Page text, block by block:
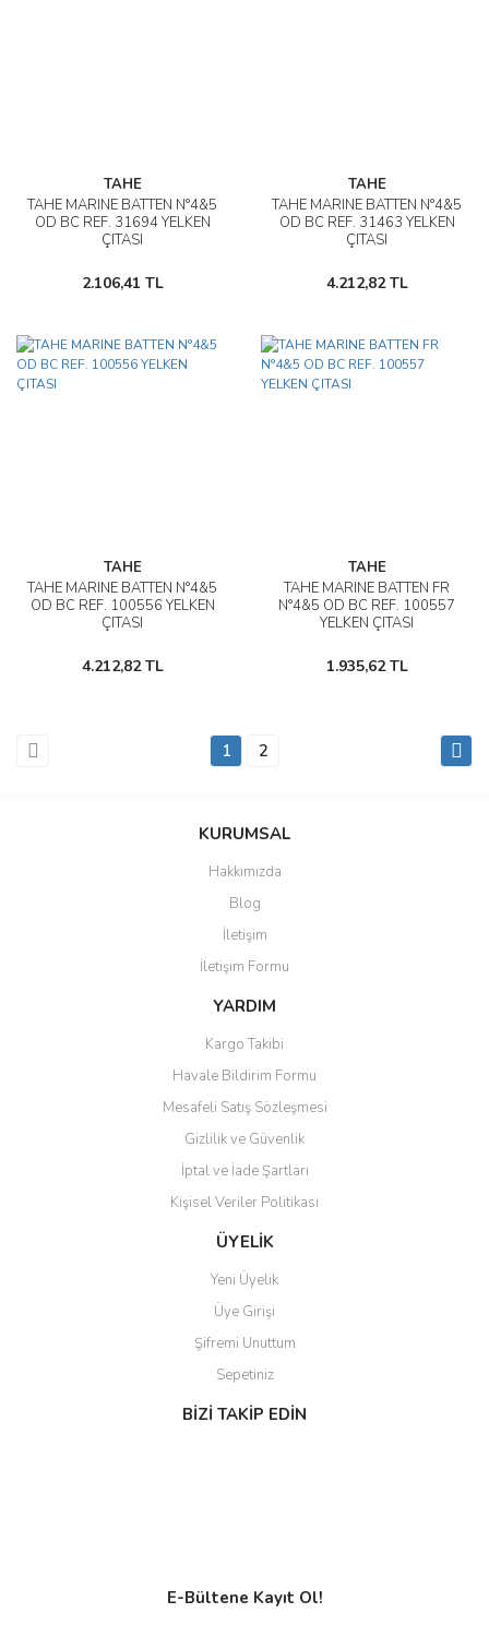
TAHE
TAHE MARINE BATTEN N°4&5
OD BC REF. 31694 YELKEN
ÇITASI
2.106,41 TL
TAHE
TAHE MARINE BATTEN N°4&5
OD BC REF. 31463 YELKEN
ÇITASI
4.212,82 TL
TAHE
TAHE MARINE BATTEN N°4&5
OD BC REF. 100556 YELKEN
ÇITASI
4.212,82 TL
TAHE
TAHE MARINE BATTEN FR
N°4&5 OD BC REF. 100557
YELKEN ÇITASI
1.935,62 TL
1 2
KURUMSAL
Hakkımızda
Blog
İletişim
İletişim Formu
YARDIM
Kargo Takibi
Havale Bildirim Formu
Mesafeli Satış Sözleşmesi
Gizlilik ve Güvenlik
İptal ve İade Şartları
Kişisel Veriler Politikası
ÜYELİK
Yeni Üyelik
Üye Girişi
Şifremi Unuttum
Sepetiniz
BİZİ TAKİP EDİN
E-Bültene Kayıt Ol!